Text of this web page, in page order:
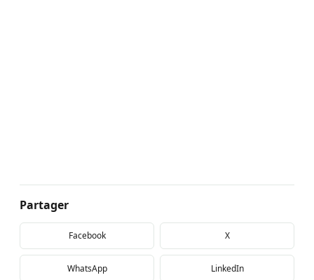
Partager
Facebook X
WhatsApp LinkedIn